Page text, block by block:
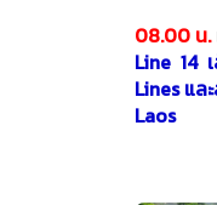
08.00 น.
Line 14
Lines แล
Laos